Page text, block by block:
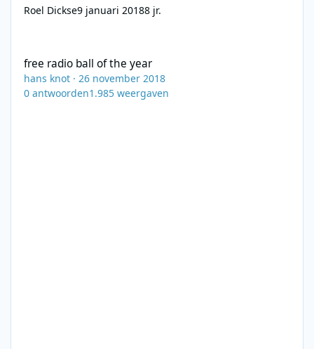
Roel Dickse9 januari 20188 jr.
free radio ball of the year
hans knot ·26 november 2018
0 antwoorden1.985 weergaven